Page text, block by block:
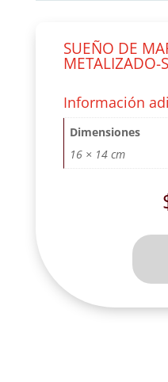
SUEÑO DE
METALIZADO-
Información
Dimensiones
16 × 14 cm
SUEÑO
MARIA
CM